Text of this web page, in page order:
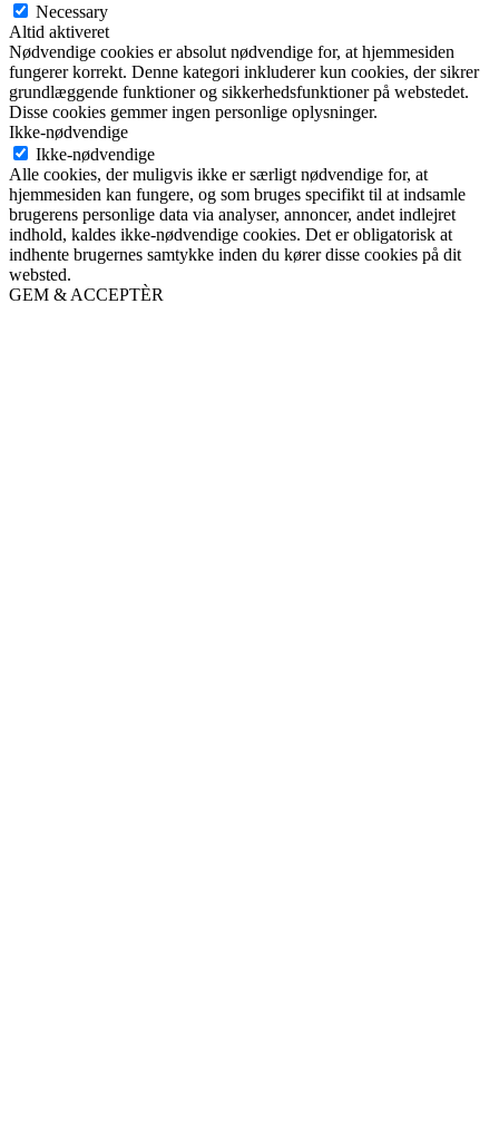
Necessary
Altid aktiveret
Nødvendige cookies er absolut nødvendige for, at hjemmesiden
fungerer korrekt. Denne kategori inkluderer kun cookies, der sikrer
grundlæggende funktioner og sikkerhedsfunktioner på webstedet.
Disse cookies gemmer ingen personlige oplysninger.
Ikke-nødvendige
Ikke-nødvendige
Alle cookies, der muligvis ikke er særligt nødvendige for, at
hjemmesiden kan fungere, og som bruges specifikt til at indsamle
brugerens personlige data via analyser, annoncer, andet indlejret
indhold, kaldes ikke-nødvendige cookies. Det er obligatorisk at
indhente brugernes samtykke inden du kører disse cookies på dit
websted.
GEM & ACCEPTÈR